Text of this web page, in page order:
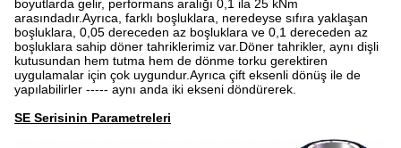
boyutlarda gelir, performans aralığı 0,1 ila 25 kNm
arasındadır.Ayrıca, farklı boşluklara, neredeyse sıfıra yaklaşan
boşluklara, 0,05 dereceden az boşluklara ve 0,1 dereceden az
boşluklara sahip döner tahriklerimiz var.Döner tahrikler, aynı dişli
kutusundan hem tutma hem de dönme torku gerektiren
uygulamalar için çok uygundur.Ayrıca çift eksenli dönüş ile de
yapılabilirler ----- aynı anda iki ekseni döndürerek.
SE Serisinin Parametreleri